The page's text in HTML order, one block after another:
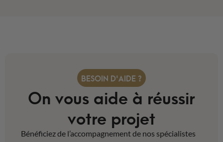
BESOIN D'AIDE ?
On vous aide à réussir
votre projet
Bénéficiez de l’accompagnement de nos spécialistes